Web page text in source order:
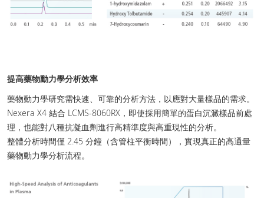
提高藥物動力學分析效率
藥物動力學研究需快速、可靠的分析方法，以應對大量樣品的需求。
Nexera X4 結合 LCMS-8060RX，即使採用簡單的蛋白沉澱樣品前處
理，也能對八種抗凝血劑進行高精準度與高重現性的分析。
整體分析時間僅 2.45 分鐘（含管柱平衡時間），實現真正的高通量
藥物動力學分析流程。